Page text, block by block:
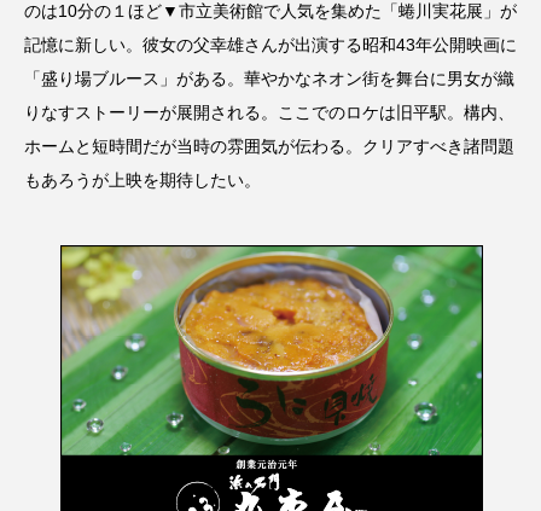
のは10分の１ほど▼市立美術館で人気を集めた「蜷川実花展」が
記憶に新しい。彼女の父幸雄さんが出演する昭和43年公開映画に
「盛り場ブルース」がある。華やかなネオン街を舞台に男女が織
りなすストーリーが展開される。ここでのロケは旧平駅。構内、
ホームと短時間だが当時の雰囲気が伝わる。クリアすべき諸問題
もあろうが上映を期待したい。